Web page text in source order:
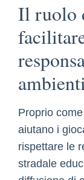
Il ruolo
Proprio
aiutano i
rispettare le
stradale